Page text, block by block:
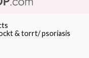
& torrt/ psoriasis